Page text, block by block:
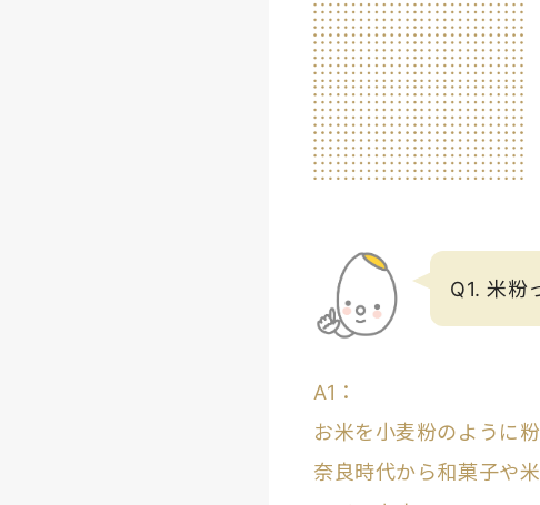
Q1. 米粉
A1：
お米を小麦粉のように
奈良時代から和菓子や